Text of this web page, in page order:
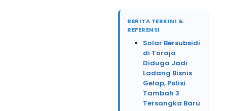
BERITA TERKINI &
REFERENSI
Solar Bersubsidi
di Toraja
Diduga Jadi
Ladang Bisnis
Gelap, Polisi
Tambah 3
Tersangka Baru